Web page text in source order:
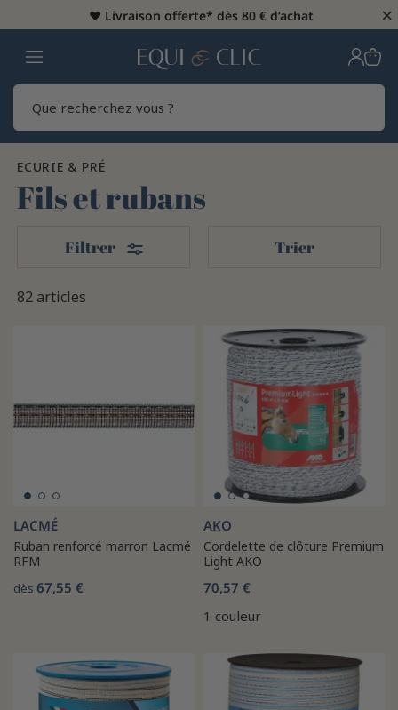
♥️ Livraison offerte* dès 80 € d’achat ×
Home
ECURIE & PRÉ
Fils et rubans
82 articles
Filtrer Filters Trier
LACMÉ
Ruban renforcé marron Lacmé
RFM
dès 67,55 €
AKO
Cordelette de clôture Premium
Light AKO
70,57 €
1 couleur